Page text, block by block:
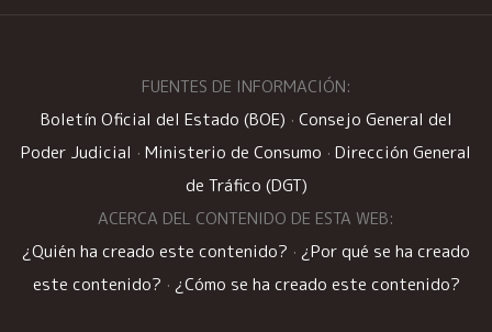
FUENTES DE INFORMACIÓN:
Boletín Oficial del Estado (BOE) · Consejo General del
Poder Judicial · Ministerio de Consumo · Dirección General
de Tráfico (DGT)
ACERCA DEL CONTENIDO DE ESTA WEB:
¿Quién ha creado este contenido? · ¿Por qué se ha creado
este contenido? · ¿Cómo se ha creado este contenido?